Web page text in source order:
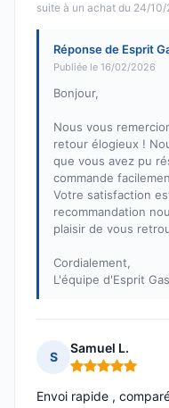
suite à un achat du 24/
Réponse de Esprit
Publiée le 16/02/2026
Bonjour,
Nous vous
retour élogieux !
que vous avez pu
commande
Votre satisfaction
recommandation
plaisir de vous
Cordialement,
L'équipe d'Esprit
S
Samuel L.
Note : 5 sur 5
Envoi rapide ,